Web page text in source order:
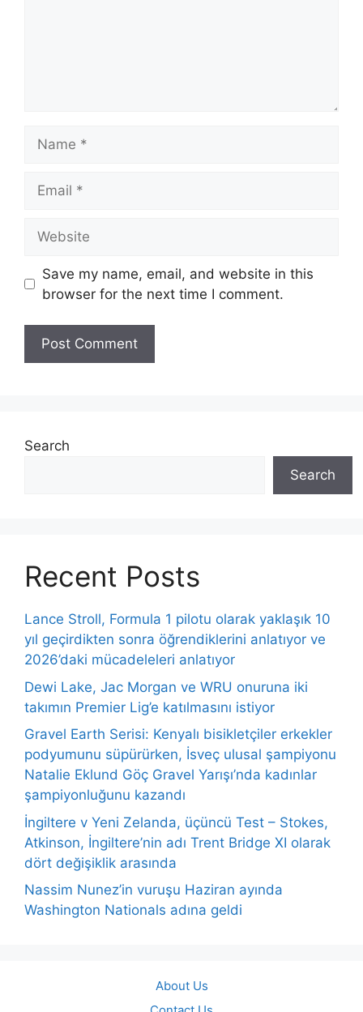
Save my name, email, and website in this
browser for the next time I comment.
Search
Search
Recent Posts
Lance Stroll, Formula 1 pilotu olarak yaklaşık 10
yıl geçirdikten sonra öğrendiklerini anlatıyor ve
2026’daki mücadeleleri anlatıyor
Dewi Lake, Jac Morgan ve WRU onuruna iki
takımın Premier Lig’e katılmasını istiyor
Gravel Earth Serisi: Kenyalı bisikletçiler erkekler
podyumunu süpürürken, İsveç ulusal şampiyonu
Natalie Eklund Göç Gravel Yarışı’nda kadınlar
şampiyonluğunu kazandı
İngiltere v Yeni Zelanda, üçüncü Test – Stokes,
Atkinson, İngiltere’nin adı Trent Bridge XI olarak
dört değişiklik arasında
Nassim Nunez’in vuruşu Haziran ayında
Washington Nationals adına geldi
About Us